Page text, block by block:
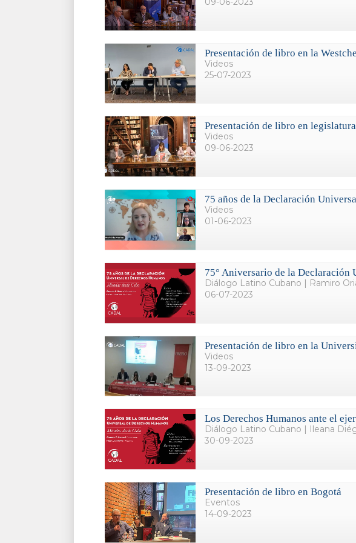
Presentación de libro en la
Videos
25-07-2023
Presentación de libro en
Videos
09-06-2023
75 años de la Declaración
Videos
01-06-2023
75° Aniversario de la Declaración
Diálogo Latino Cubano | Ramiro
06-07-2023
Presentación de libro en la
Videos
13-09-2023
Los Derechos Humanos ante el
Diálogo Latino Cubano | Ileana
30-09-2023
Presentación de libro en Bogotá
Eventos
14-09-2023